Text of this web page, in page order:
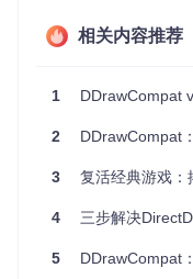
技术创新
：通过引入
在不同硬件架构间的
40%；在赛车模拟游
重影响操作体验。
：开发独立的
高支持1000Hz）替代
先级调度算法，确保
相关内容推荐
1 DDrawCompat
2 DDrawCompat：经
3 复活经典游戏：揭秘
4 三步解决DirectDraw兼
5 DDrawCompat：